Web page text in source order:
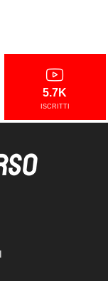
5.7K
ISCRITTI